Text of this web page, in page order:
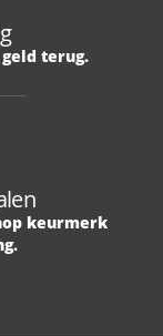
terug.
keurmerk